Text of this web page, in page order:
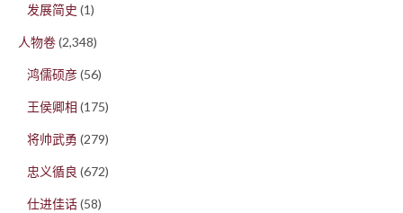
发展简史 (1)
人物卷(2,348)
鸿儒硕彦(56)
王侯卿相 (175)
将帅武勇 (279)
忠义循良 (672)
仕进佳话(58)